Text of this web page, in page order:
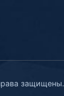
защищены.